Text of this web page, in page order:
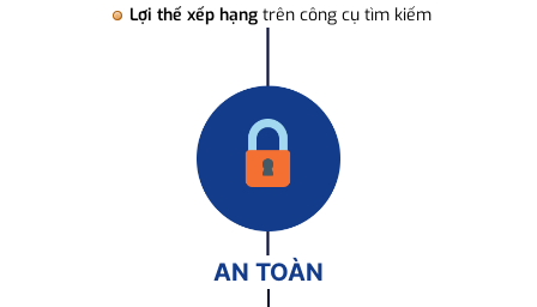
Lợi thế xếp hạng trên công cụ tìm kiếm
AN TOÀN